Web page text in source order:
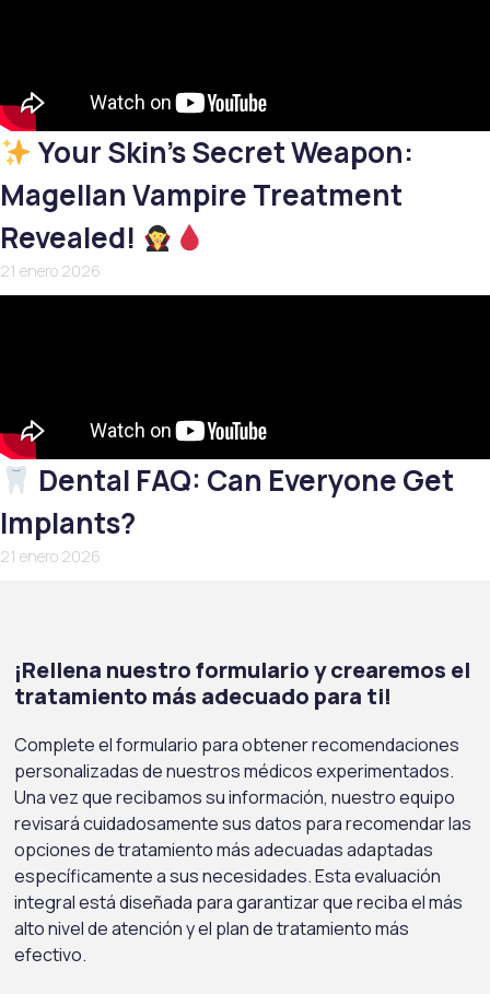
Your Skin’s Secret Weapon:
Magellan Vampire Treatment
Revealed!
21 enero 2026
Dental FAQ: Can Everyone Get
Implants?
21 enero 2026
¡Rellena nuestro formulario y crearemos el
tratamiento más adecuado para ti!
Complete el formulario para obtener recomendaciones
personalizadas de nuestros médicos experimentados.
Una vez que recibamos su información, nuestro equipo
revisará cuidadosamente sus datos para recomendar las
opciones de tratamiento más adecuadas adaptadas
específicamente a sus necesidades. Esta evaluación
integral está diseñada para garantizar que reciba el más
alto nivel de atención y el plan de tratamiento más
efectivo.